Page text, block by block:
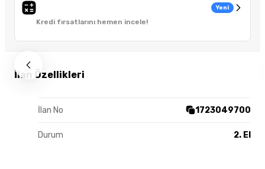
Kredi fırsatlarını hemen incele!
Yeni
İlan Özellikleri
İlan No 1723049700
Durum 2. El